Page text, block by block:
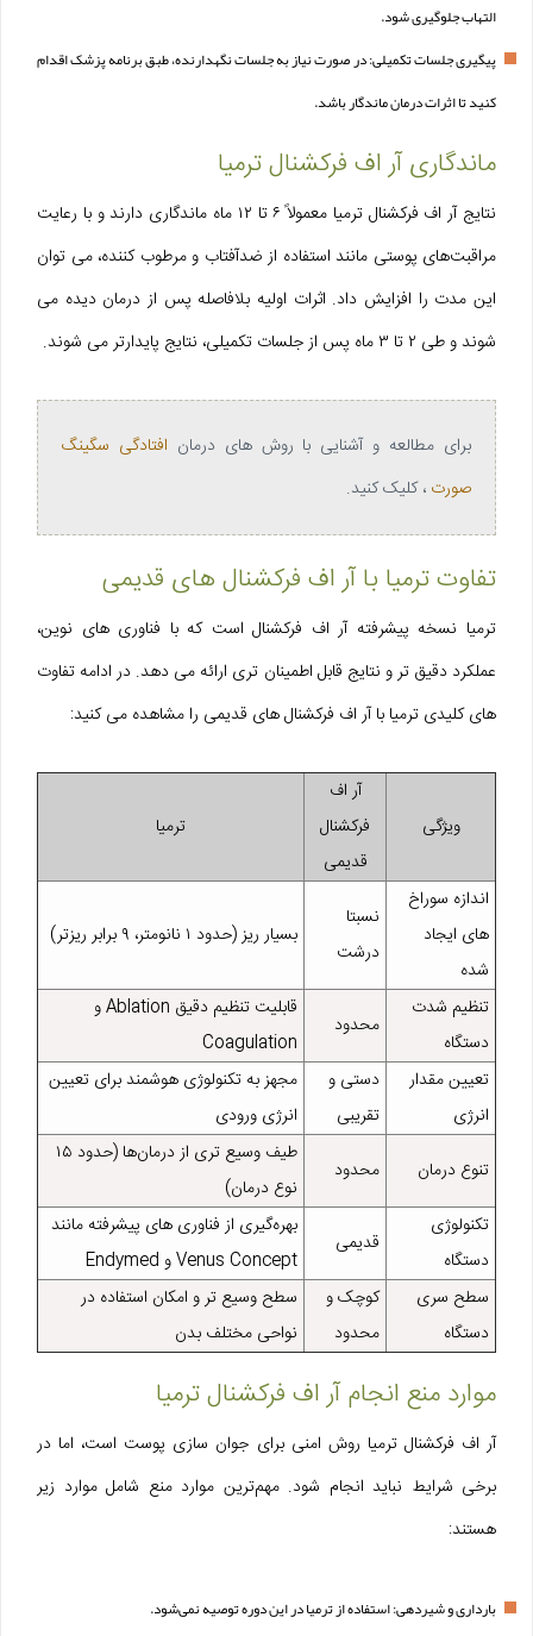
التهاب جلوگیری شود.
پیگیری جلسات تکمیلی: در صورت نیاز به جلسات نگهدارنده، طبق برنامه پزشک اقدام
کنید تا اثرات درمان ماندگار باشد.
ماندگاری آر اف فرکشنال ترمیا
نتایج آر اف فرکشنال ترمیا معمولاً ۶ تا ۱۲ ماه ماندگاری دارند و با رعایت
مراقبت‌های پوستی مانند استفاده از ضدآفتاب و مرطوب‌ کننده، می‌ توان
این مدت را افزایش داد. اثرات اولیه بلافاصله پس از درمان دیده می‌
شوند و طی ۲ تا ۳ ماه پس از جلسات تکمیلی، نتایج پایدارتر می‌ شوند.
برای مطالعه و آشنایی با روش های درمان افتادگی سگینگ
صورت ، کلیک کنید.
تفاوت ترمیا با آر اف فرکشنال های قدیمی
ترمیا نسخه پیشرفته آر اف فرکشنال است که با فناوری‌ های نوین،
عملکرد دقیق‌ تر و نتایج قابل‌ اطمینان‌ تری ارائه می‌ دهد. در ادامه تفاوت‌
های کلیدی ترمیا با آر اف فرکشنال‌ های قدیمی را مشاهده می‌ کنید:
ویژگی
آر اف
فرکشنال
قدیمی
ترمیا
اندازه سوراخ‌
های ایجاد
شده
نسبتا
درشت
بسیار ریز (حدود ۱ نانومتر، ۹ برابر ریزتر)
تنظیم شدت
دستگاه
محدود
قابلیت تنظیم دقیق Ablation و
Coagulation
تعیین مقدار
انرژی
دستی و
تقریبی
مجهز به تکنولوژی هوشمند برای تعیین
انرژی ورودی
تنوع درمان
محدود
طیف وسیع‌ تری از درمان‌ها (حدود ۱۵
نوع درمان)
تکنولوژی
دستگاه
قدیمی
بهره‌گیری از فناوری‌ های پیشرفته مانند
Venus Concept و Endymed
سطح سری
دستگاه
کوچک و
محدود
سطح وسیع‌ تر و امکان استفاده در
نواحی مختلف بدن
موارد منع انجام آر اف فرکشنال ترمیا
آر اف فرکشنال ترمیا روش امنی برای جوان‌ سازی پوست است، اما در
برخی شرایط نباید انجام شود. مهم‌ترین موارد منع شامل موارد زیر
هستند:
بارداری و شیردهی: استفاده از ترمیا در این دوره توصیه نمی‌شود.